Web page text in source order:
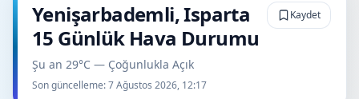
Yenişarbademli, Isparta
15 Günlük Hava Durumu
Şu an 29°C — Çoğunlukla Açık
Son güncelleme:7 Ağustos 2026, 12:17
Kaydet